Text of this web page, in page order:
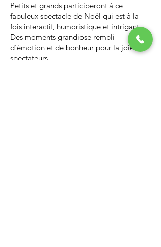
Petits et grands participeront à ce
fabuleux spectacle de Noël qui est à la
fois interactif, humoristique et intrigant.
Des moments grandiose rempli
d'émotion et de bonheur pour la joie des
spectateurs.